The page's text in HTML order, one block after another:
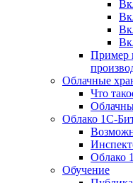
Пример
Облачные
Что
Облако 1С-
Облако
Обучение